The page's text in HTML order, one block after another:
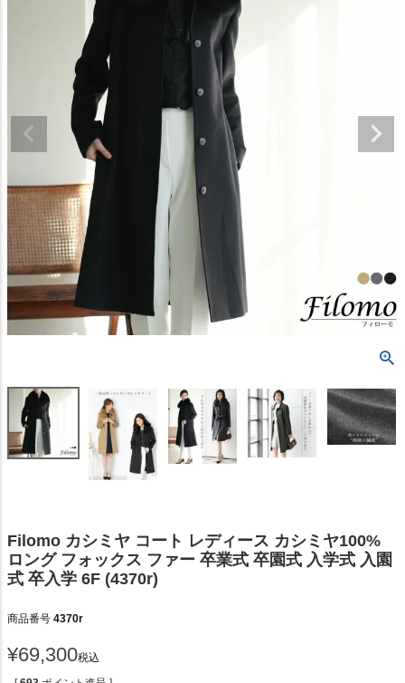
Filomo カシミヤ コート レディース カシミヤ100%
ロング フォックス ファー 卒業式 卒園式 入学式 入園
式 卒入学 6F (4370r)
商品番号 4370r
¥69,300税込